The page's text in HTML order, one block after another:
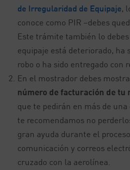
de Irregularidad de Equipaje,
conoce como PIR –debes
Este trámite también lo
equipaje está deteriorado, ha
robo o ha sido entregado con
En el mostrador debes
número de facturación de tu
que te pedirán en más de
te recomendamos no
gran ayuda durante el
comunicación y correos
cruzado con la aerolínea.